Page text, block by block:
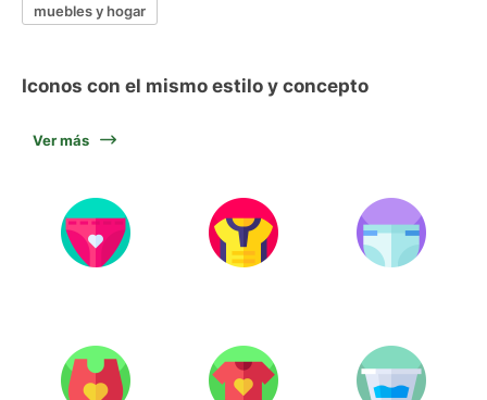
muebles y hogar
Iconos con el mismo estilo y concepto
Ver más